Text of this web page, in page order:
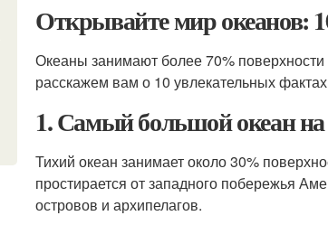
Открывайте мир океанов:
Океаны занимают более 70%
расскажем вам о 10 увлекательных
1. Самый большой океан
Тихий океан занимает около 30%
простирается от западного побережья
островов и архипелагов.